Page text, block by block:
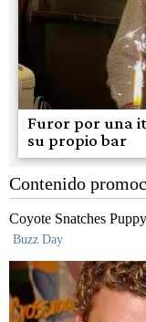
Furor por una
su propio bar